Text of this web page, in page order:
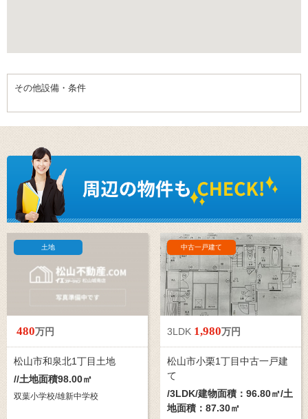
その他設備・条件
土地
480万円
松山市和泉北1丁目土地
//土地面積98.00㎡
双葉小学校/雄新中学校
中古一戸建て
3LDK 1,980万円
松山市小栗1丁目中古一戸建
て
/3LDK/建物面積：96.80㎡/土
地面積：87.30㎡